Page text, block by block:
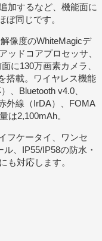
加するなど、機能面に
ぼ同じです。
像度のWhiteMagicデ
ッドコアプロセッサ、
に130万画素カメラ、
搭載。ワイヤレス機能
、Bluetooth v4.0、
外線（IrDA）、FOMA
は2,100mAh。
フケータイ、ワンセ
、IP55/IP58の防水・
も対応します。